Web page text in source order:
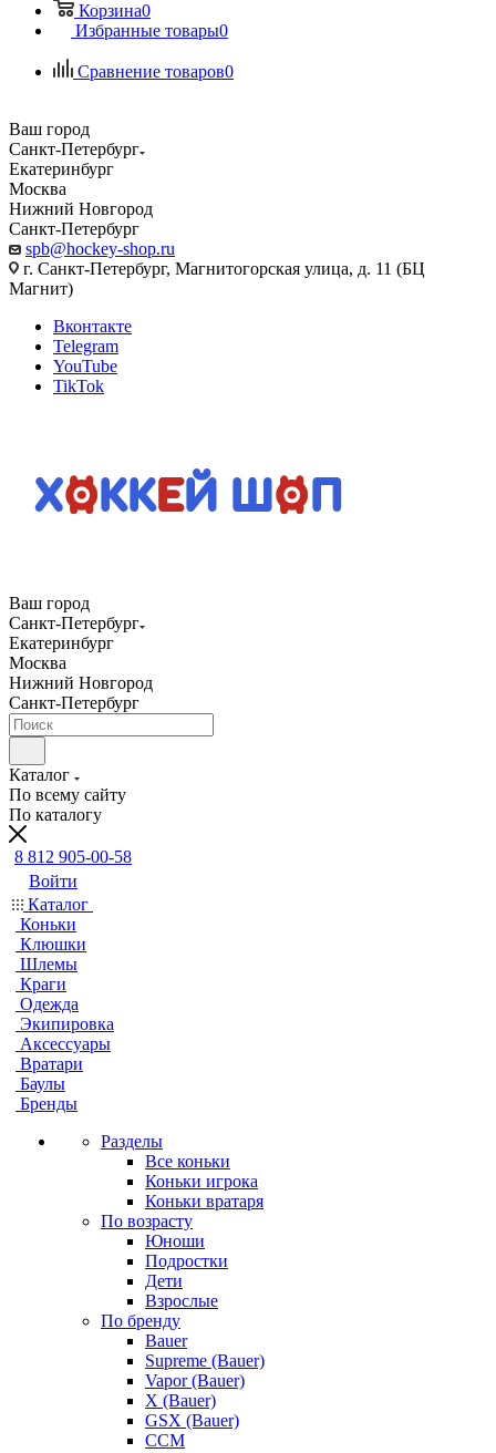
Корзина0
Избранные товары0
Сравнение товаров0
Ваш город
Санкт-Петербург
Екатеринбург
Москва
Нижний Новгород
Санкт-Петербург
spb@hockey-shop.ru
г. Санкт-Петербург, Магнитогорская улица, д. 11 (БЦ
Магнит)
Вконтакте
Telegram
YouTube
TikTok
Ваш город
Санкт-Петербург
Екатеринбург
Москва
Нижний Новгород
Санкт-Петербург
Каталог
По всему сайту
По каталогу
8 812 905-00-58
Войти
Каталог
Коньки
Клюшки
Шлемы
Краги
Одежда
Экипировка
Аксессуары
Вратари
Баулы
Бренды
Разделы
Все коньки
Коньки игрока
Коньки вратаря
По возрасту
Юноши
Подростки
Дети
Взрослые
По бренду
Bauer
Supreme (Bauer)
Vapor (Bauer)
X (Bauer)
GSX (Bauer)
CCM